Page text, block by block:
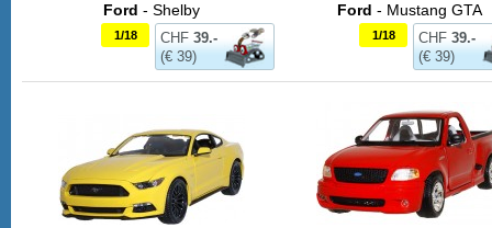
Ford - Shelby
CHF 39.-
(€ 39)
1/18
Ford - Mustang GTA
CHF 39.-
(€ 39)
1/18